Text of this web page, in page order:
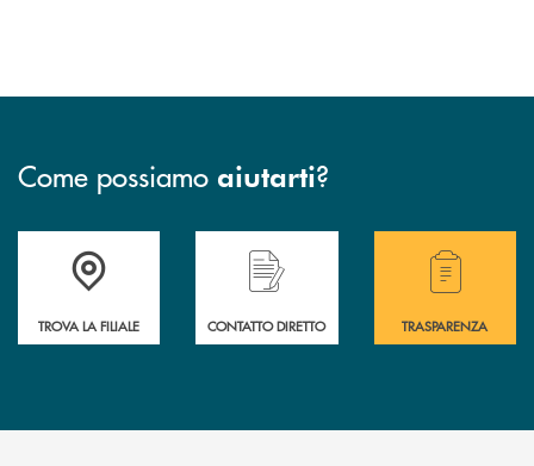
Come possiamo aiutarti?
Accedi all' elenco completo delle filiali della Bcc.
TROVA LA FILIALE
Hai bisogno di assistenza immediata?
CONTATTO DIRETTO
Hai bisogno di
TRASPARENZA